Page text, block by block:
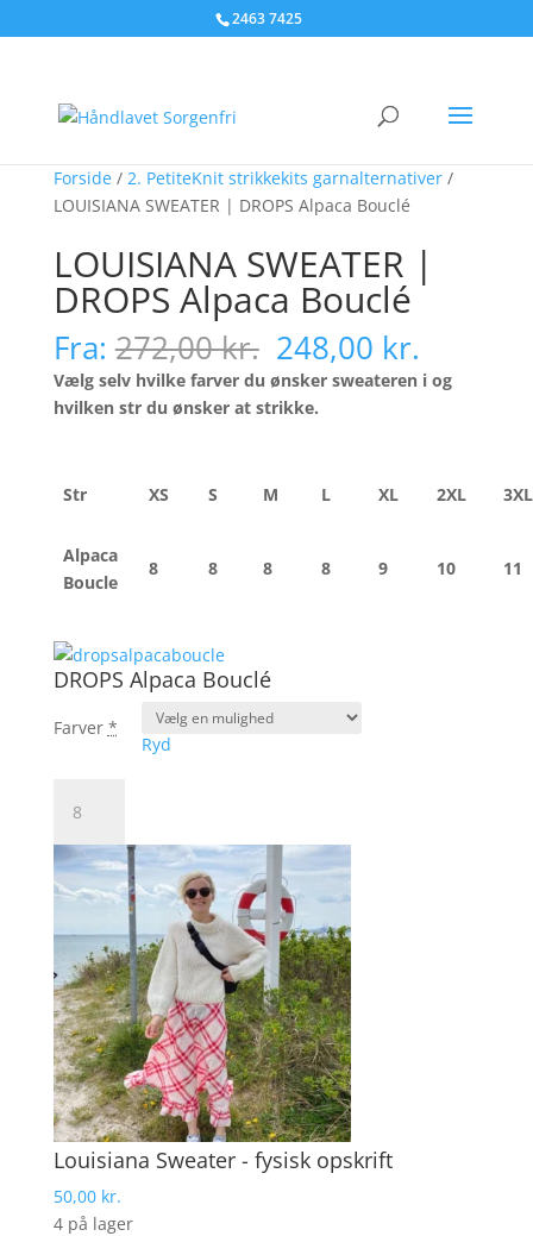
2463 7425
Forside/ 2. PetiteKnit strikkekits garnalternativer/
LOUISIANA SWEATER | DROPS Alpaca Bouclé
LOUISIANA SWEATER |
DROPS Alpaca Bouclé
Fra: 272,00kr. Den
oprindelige
pris
var:
248,00 kr.
aktuelle
pris
Vælg selv hvilke farver du ønsker sweateren i og
hvilken str du ønsker at strikke.
Str XS S M L XL 2XL 3XL
Alpaca
Boucle
8 8 8 8 9 10 11
DROPS Alpaca Bouclé
Farver *
Ryd
Alpaca
Bouclé
antal
Louisiana Sweater - fysisk opskrift
50,00 kr.
4 på lager